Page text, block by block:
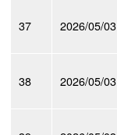
37 2026/05/03
38 2026/05/03